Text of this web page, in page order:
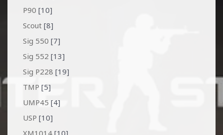
P90 [10]
Scout [8]
Sig 550 [7]
Sig 552 [13]
Sig P228 [19]
TMP [5]
UMP45 [4]
USP [10]
XM1014 [10]